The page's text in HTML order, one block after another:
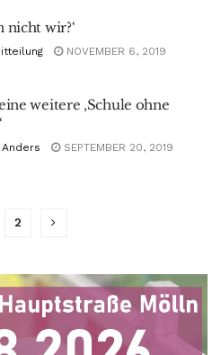
nicht wir?‘
NOVEMBER 6, 2019
weitere ‚Schule ohne
SEPTEMBER 20, 2019
2